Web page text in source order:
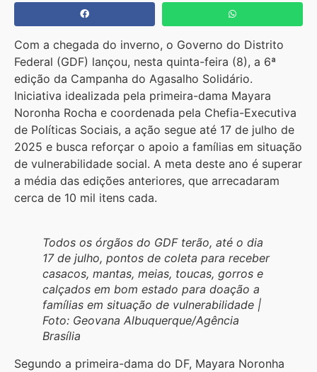
Com a chegada do inverno, o Governo do Distrito
Federal (GDF) lançou, nesta quinta-feira (8), a 6ª
edição da Campanha do Agasalho Solidário.
Iniciativa idealizada pela primeira-dama Mayara
Noronha Rocha e coordenada pela Chefia-Executiva
de Políticas Sociais, a ação segue até 17 de julho de
2025 e busca reforçar o apoio a famílias em situação
de vulnerabilidade social. A meta deste ano é superar
a média das edições anteriores, que arrecadaram
cerca de 10 mil itens cada.
Todos os órgãos do GDF terão, até o dia
17 de julho, pontos de coleta para receber
casacos, mantas, meias, toucas, gorros e
calçados em bom estado para doação a
famílias em situação de vulnerabilidade |
Foto: Geovana Albuquerque/Agência
Brasília
Segundo a primeira-dama do DF, Mayara Noronha